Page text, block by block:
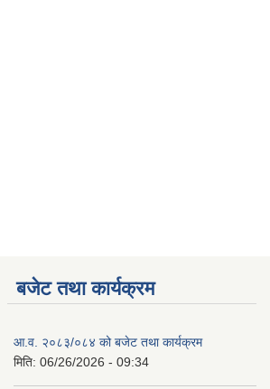
बजेट तथा कार्यक्रम
आ.व. २०८३/०८४ को बजेट तथा कार्यक्रम
मिति: 06/26/2026 - 09:34